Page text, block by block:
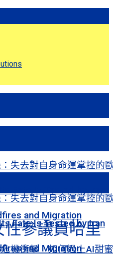
失去對自身命運掌控的
Fate Is Tested by Iran
and Migration
機衝擊 如何過上AI甜蜜
失去對自身命運掌控的
Fate Is Tested by Iran
and Migration
性參議員哈里